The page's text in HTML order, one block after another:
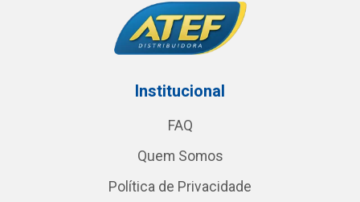
Institucional
FAQ
Quem Somos
Política de Privacidade